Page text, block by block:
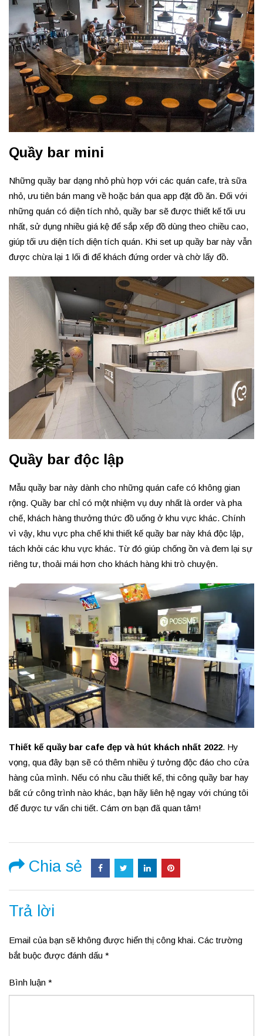
Quầy bar mini
Những quầy bar dạng nhỏ phù hợp với các quán cafe, trà sữa
nhỏ, ưu tiên bán mang về hoặc bán qua app đặt đồ ăn. Đối với
những quán có diện tích nhỏ, quầy bar sẽ được thiết kế tối ưu
nhất, sử dụng nhiều giá kệ để sắp xếp đồ dùng theo chiều cao,
giúp tối ưu diện tích diện tích quán. Khi set up quầy bar này vẫn
được chừa lại 1 lối đi để khách đứng order và chờ lấy đồ.
Quầy bar độc lập
Mẫu quầy bar này dành cho những quán cafe có không gian
rộng. Quầy bar chỉ có một nhiệm vụ duy nhất là order và pha
chế, khách hàng thưởng thức đồ uống ở khu vực khác. Chính
vì vậy, khu vực pha chế khi thiết kế quầy bar này khá độc lập,
tách khỏi các khu vực khác. Từ đó giúp chống ồn và đem lại sự
riêng tư, thoải mái hơn cho khách hàng khi trò chuyện.
Thiết kế quầy bar cafe đẹp và hút khách nhất 2022. Hy
vọng, qua đây bạn sẽ có thêm nhiều ý tưởng độc đáo cho cửa
hàng của mình. Nếu có nhu cầu thiết kế, thi công quầy bar hay
bất cứ công trình nào khác, bạn hãy liên hệ ngay với chúng tôi
để được tư vấn chi tiết. Cám ơn bạn đã quan tâm!
Chia sẻ
Trả lời
Email của bạn sẽ không được hiển thị công khai. Các trường
bắt buộc được đánh dấu *
Bình luận *